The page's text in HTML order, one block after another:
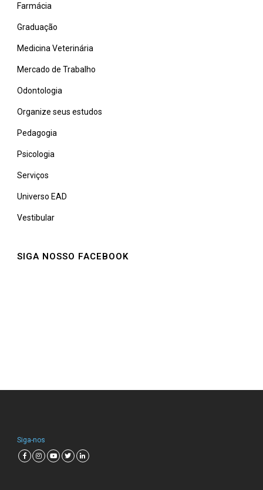
Farmácia
Graduação
Medicina Veterinária
Mercado de Trabalho
Odontologia
Organize seus estudos
Pedagogia
Psicologia
Serviços
Universo EAD
Vestibular
SIGA NOSSO FACEBOOK
Siga-nos